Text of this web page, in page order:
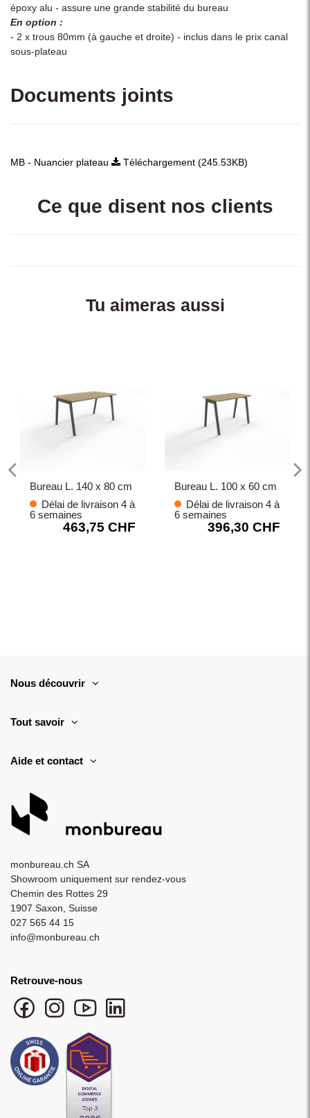
époxy alu - assure une grande stabilité du bureau
En option :
- 2 x trous 80mm (à gauche et droite) - inclus dans le prix canal
sous-plateau
Documents joints
MB - Nuancier plateau Téléchargement (245.53KB)
Ce que disent nos clients
Tu aimeras aussi
Bureau L. 140 x 80 cm
Délai de livraison 4 à
6 semaines
463,75 CHF
Bureau L. 100 x 60 cm
Délai de livraison 4 à
6 semaines
396,30 CHF
Nous découvrir
Tout savoir
Aide et contact
monbureau.ch SA
Showroom uniquement sur rendez-vous
Chemin des Rottes 29
1907 Saxon, Suisse
027 565 44 15
info@monbureau.ch
Retrouve-nous
Facebook monbureau
Instagram monbureau
YouTube monbureau